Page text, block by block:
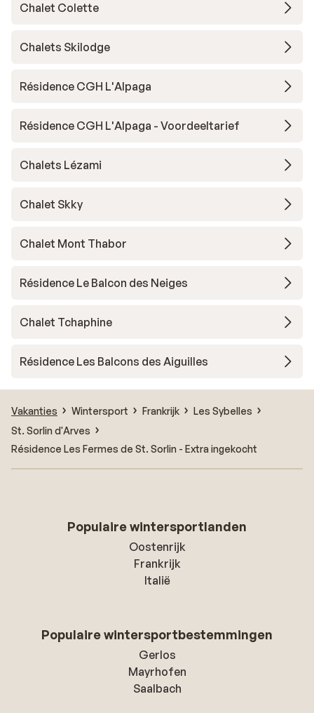
Chalet Colette
Chalets Skilodge
Résidence CGH L'Alpaga
Résidence CGH L'Alpaga - Voordeeltarief
Chalets Lézami
Chalet Skky
Chalet Mont Thabor
Résidence Le Balcon des Neiges
Chalet Tchaphine
Résidence Les Balcons des Aiguilles
Vakanties Wintersport Frankrijk
Les Sybelles
St. Sorlin d'Arves
Résidence Les Fermes de St. Sorlin - Extra ingekocht
Populaire wintersportlanden
Oostenrijk
Frankrijk
Italië
Populaire wintersportbestemmingen
Gerlos
Mayrhofen
Saalbach